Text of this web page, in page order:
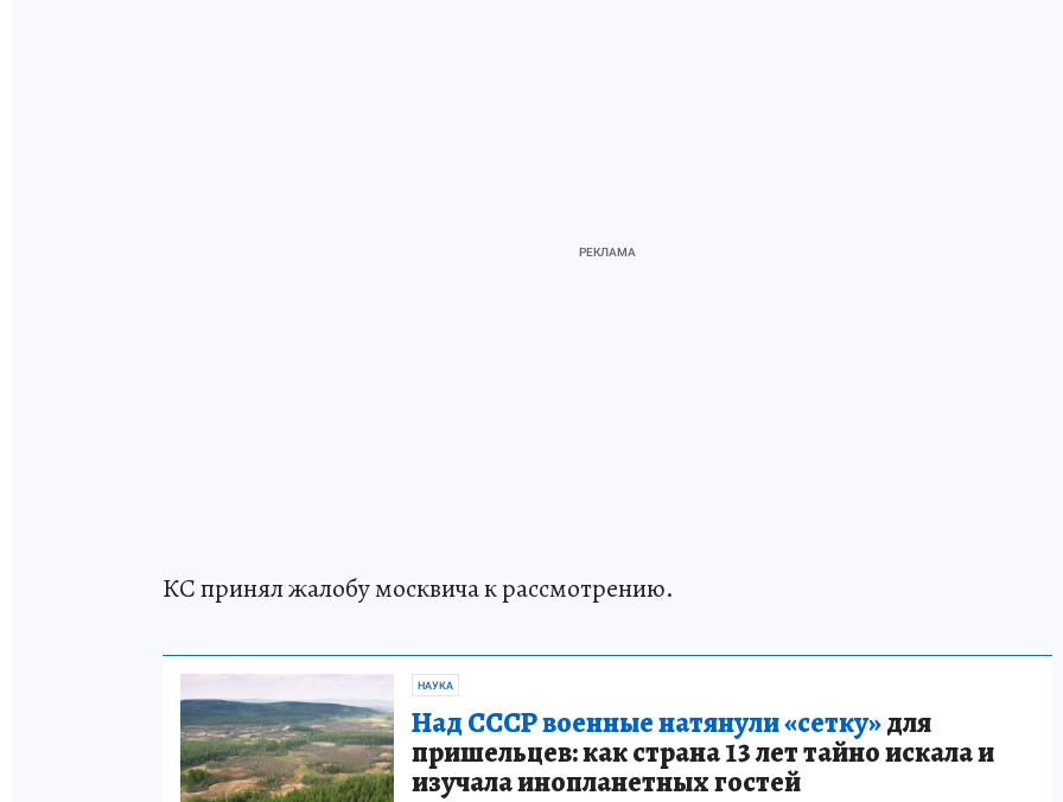
КС принял жалобу москвича к рассмотрению.
НАУКА
Над СССР военные натянули «сетку»для
пришельцев: как страна 13 лет тайно искала и
изучала инопланетных гостей